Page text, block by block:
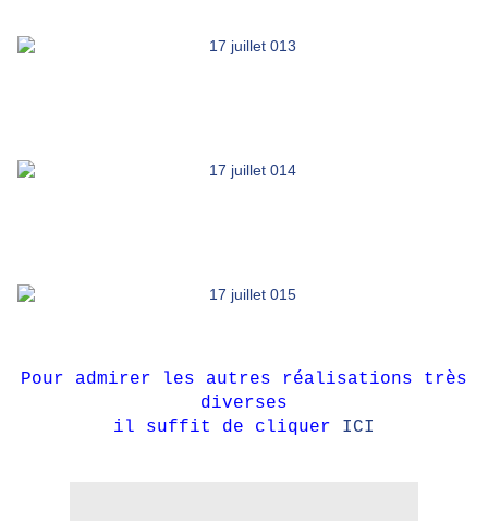
Pour admirer les autres réalisations très
diverses
il suffit de cliquer ICI